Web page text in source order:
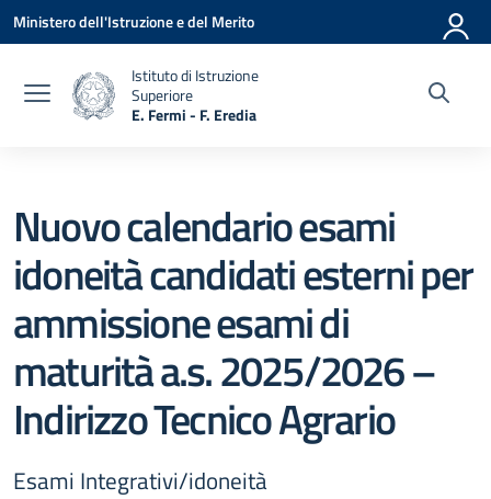
Vai ai contenuti
Vai al menu di navigazione
Vai al footer
Ministero dell'Istruzione e del Merito
Istituto di Istruzione
Superiore
E. Fermi - F. Eredia
Nuovo calendario esami
idoneità candidati esterni per
ammissione esami di
maturità a.s. 2025/2026 –
Indirizzo Tecnico Agrario
Esami Integrativi/idoneità